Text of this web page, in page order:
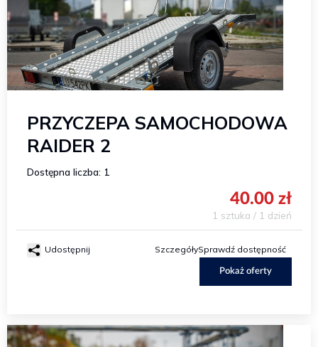
PRZYCZEPA SAMOCHODOWA
RAIDER 2
Dostępna liczba: 1
40.00 zł
1 sztuka / 1 dzień
Udostępnij SzczegółySprawdź dostępność
Pokaż oferty